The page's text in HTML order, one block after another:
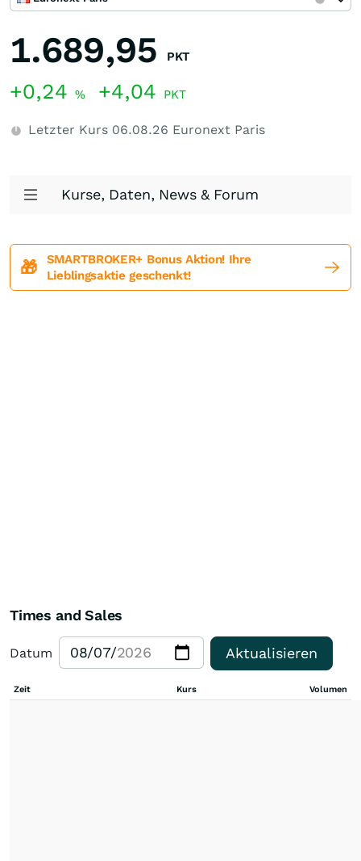
1.689,95 PKT
+0,24 % +4,04 PKT
Letzter Kurs 06.08.26 Euronext Paris
Kurse, Daten, News & Forum
🎁
SMARTBROKER+ Bonus Aktion! Ihre
Lieblingsaktie geschenkt!
Times and Sales
Datum Aktualisieren
Zeit Kurs Volumen